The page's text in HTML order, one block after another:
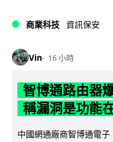
商業科技 資訊保安
Vin 16 小時
智博通路由器
稱漏洞是功能
中國網通廠商智博通電